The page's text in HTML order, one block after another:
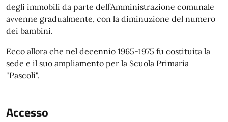
degli immobili da parte dell’Amministrazione comunale
avvenne gradualmente, con la diminuzione del numero
dei bambini.
Ecco allora che nel decennio 1965-1975 fu costituita la
sede e il suo ampliamento per la Scuola Primaria
"Pascoli".
Accesso